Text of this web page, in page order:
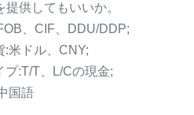
供してもいいか。
、CIF、DDU/DDP;
:米ドル、CNY;
プ:T/T、L/Cの現金;
国語